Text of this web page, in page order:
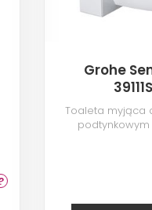
Grohe
Toaleta myjąca